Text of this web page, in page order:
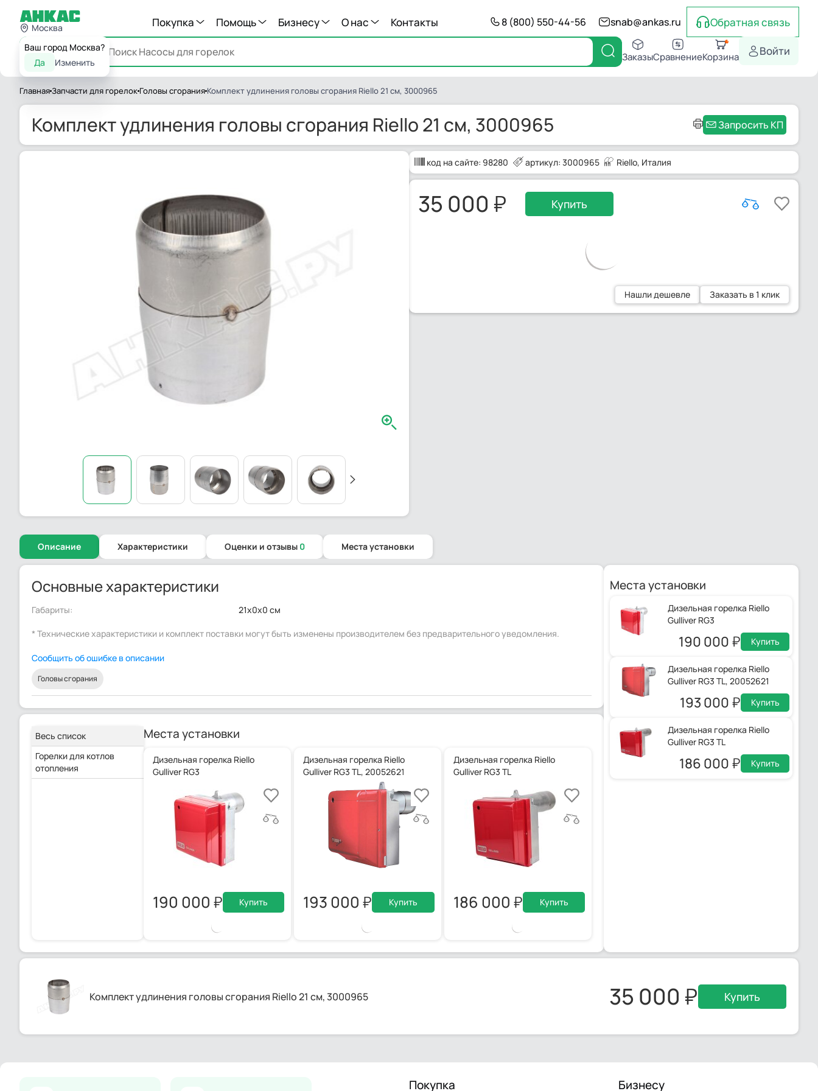
Москва
Ваш город Москва?
Да
Изменить
Покупка Помощь Бизнесу О нас Контакты 8 (800) 550-44-56 snab@ankas.ru Обратная связь
Каталог ЗаказыСравнениеКорзина Войти
ГлавнаяЗапчасти для горелок Головы сгорания Комплект удлинения головы сгорания Riello 21 см, 3000965
Комплект удлинения головы сгорания Riello 21 см, 3000965 Запросить КП
код на сайте: 98280 артикул: 3000965 Riello, Италия
35 000 Купить
Нашли дешевле Заказать в 1 клик
Описание Характеристики Оценки и отзывы 0 Места установки
Основные характеристики
Габариты: 21x0x0 см
* Технические характеристики и комплект поставки могут быть изменены производителем без предварительного уведомления.
Сообщить об ошибке в описании
Головы сгорания
Весь список
Горелки для котлов
отопления
Места установки
Дизельная горелка Riello
Gulliver RG3
190 000 Купить
Дизельная горелка Riello
Gulliver RG3 TL, 20052621
193 000 Купить
Дизельная горелка Riello
Gulliver RG3 TL
186 000 Купить
Места установки
Дизельная горелка Riello
Gulliver RG3
190 000 Купить
Дизельная горелка Riello
Gulliver RG3 TL, 20052621
193 000 Купить
Дизельная горелка Riello
Gulliver RG3 TL
186 000 Купить
Комплект удлинения головы сгорания Riello 21 см, 3000965 35 000 Купить
Покупка Бизнесу